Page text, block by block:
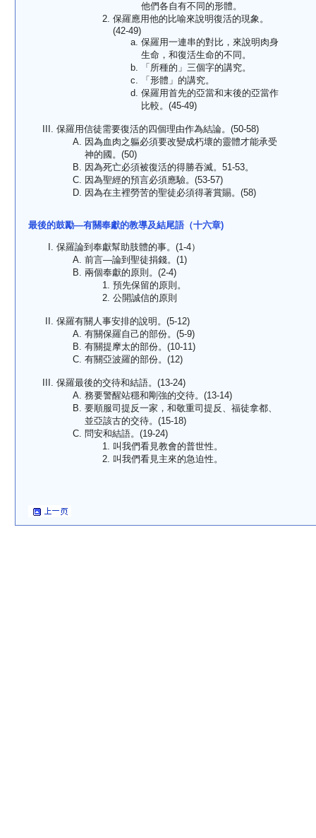
他們各自有不同的形體。
保羅應用他的比喻來說明復活的現象。
(42-49)
保羅用一連串的對比，來說明肉身
生命，和復活生命的不同。
「所種的」三個字的講究。
「形體」的講究。
保羅用首先的亞當和末後的亞當作
比較。(45-49)
保羅用信徒需要復活的四個理由作為結論。(50-58)
因為血肉之軀必須要改變成朽壞的靈體才能承受
神的國。(50)
因為死亡必須被復活的得勝吞滅。51-53。
因為聖經的預言必須應驗。(53-57)
因為在主裡勞苦的聖徒必須得著賞賜。(58)
最後的鼓勵—有關奉獻的教導及結尾語（十六章)
保羅論到奉獻幫助肢體的事。(1-4）
前言—論到聖徒捐錢。(1)
兩個奉獻的原則。(2-4)
預先保留的原則。
公開誠信的原則
保羅有關人事安排的說明。(5-12)
有關保羅自己的部份。(5-9)
有關提摩太的部份。(10-11)
有關亞波羅的部份。(12)
保羅最後的交待和結語。(13-24)
務要警醒站穩和剛強的交待。(13-14)
要順服司提反一家，和敬重司提反、福徒拿都、
並亞該古的交待。(15-18)
問安和結語。(19-24)
叫我們看見教會的普世性。
叫我們看見主來的急迫性。